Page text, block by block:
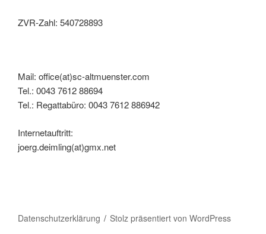
ZVR-Zahl: 540728893
Mail: office(at)sc-altmuenster.com
Tel.: 0043 7612 88694
Tel.: Regattabüro: 0043 7612 886942
Internetauftritt:
joerg.deimling(at)gmx.net
Datenschutzerklärung Stolz präsentiert von WordPress